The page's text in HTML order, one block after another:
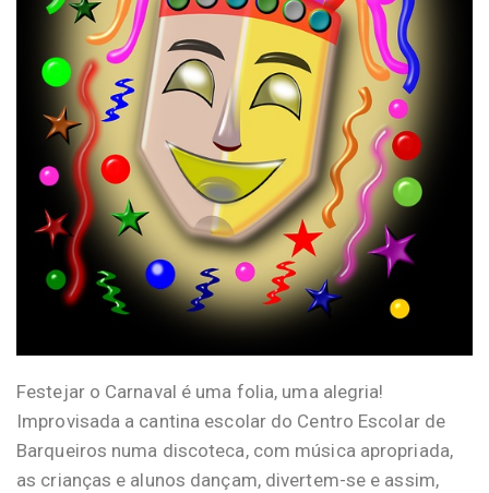
Festejar o Carnaval é uma folia, uma alegria!
Improvisada a cantina escolar do Centro Escolar de
Barqueiros numa discoteca, com música apropriada,
as crianças e alunos dançam, divertem-se e assim,